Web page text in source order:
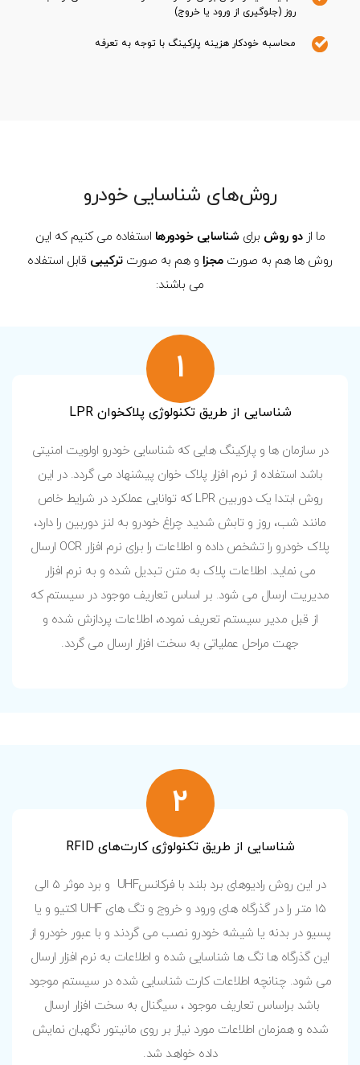
روز (جلوگیری از ورود یا خروج)
محاسبه خودکار هزینه پارکینگ با توجه به تعرفه
روش‌های شناسایی خودرو
ما ازدو روش برای شناسایی خودورها استفاده می کنيم که اين
روش ها هم به صورتمجزا و هم به صورتترکیبی قابل استفاده
می باشند:
1
شناسایی از طريق تکنولوژی پلاکخوان LPR
در سازمان ها و پارکینگ هایی که شناسایی خودرو اولویت امنیتی
باشد استفاده از نرم افزار پلاک خوان پیشنهاد می گردد. در این
روش ابتدا یک دوربین LPR که توانایی عملکرد در شرایط خاص
مانند شب، روز و تابش شدید چراغ خودرو به لنز دوربین را دارد،
پلاک خودرو را تشخص داده و اطلاعات را برای نرم افزار OCR ارسال
می نماید. اطلاعات پلاک به متن تبديل شده و به نرم افزار
مدیريت ارسال می شود. بر اساس تعاریف موجود در سیستم که
از قبل مدیر سیستم تعریف نموده، اطلاعات پردازش شده و
جهت مراحل عملیاتی به سخت افزار ارسال می گردد.
2
شناسایی از طريق تکنولوژی کارت‌های RFID
در این روش رادیوهای برد بلند با فرکانسUHF و برد موثر 5 الی
15 متر را در گذرگاه های ورود و خروج و تگ های UHF اکتیو و یا
پسیو در بدنه یا شیشه خودرو نصب می گردند و با عبور خودرو از
این گذرگاه ها تگ ها شناسایی شده و اطلاعات به نرم افزار ارسال
می شود. چنانچه اطلاعات کارت شناسایی شده در سیستم موجود
باشد براساس تعاریف موجود ، سیگنال به سخت افزار ارسال
شده و همزمان اطلاعات مورد نیاز بر روی مانیتور نگهبان نمایش
داده خواهد شد.